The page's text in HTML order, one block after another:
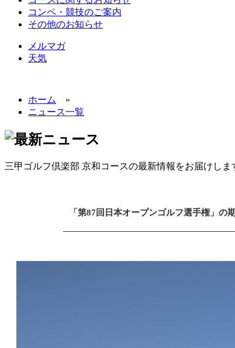
コンペ・競技のご案内
その他のお知らせ
メルマガ
天気
ホーム
»
ニュース一覧
三甲ゴルフ倶楽部 京和コースの最新情報をお届けしま
「第87回日本オープンゴルフ選手権」の